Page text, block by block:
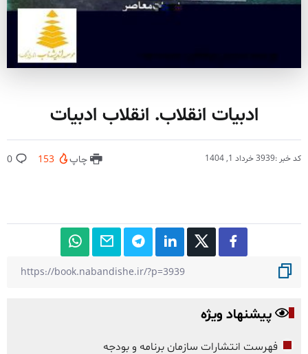
ادبیات انقلاب. انقلاب ادبیات
کد خبر :3939 خرداد 1, 1404 چاپ 153
0
پیشنهاد ویژه
فهرست انتشارات سازمان برنامه و بودجه